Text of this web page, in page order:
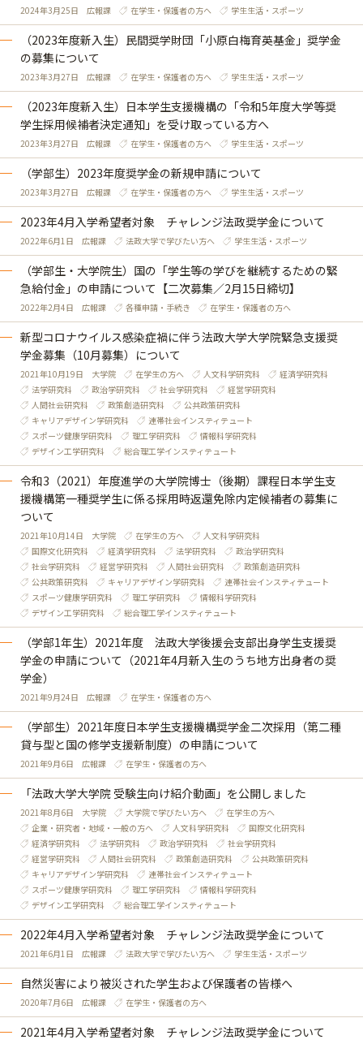
2024年3月25日 広報課 在学生・保護者の方へ 学生生活・スポーツ
（2023年度新入生）民間奨学財団「小原白梅育英基金」奨学金
の募集について
2023年3月27日 広報課 在学生・保護者の方へ 学生生活・スポーツ
（2023年度新入生）日本学生支援機構の「令和5年度大学等奨
学生採用候補者決定通知」を受け取っている方へ
2023年3月27日 広報課 在学生・保護者の方へ 学生生活・スポーツ
（学部生）2023年度奨学金の新規申請について
2023年3月27日 広報課 在学生・保護者の方へ 学生生活・スポーツ
2023年4月入学希望者対象 チャレンジ法政奨学金について
2022年6月1日 広報課 法政大学で学びたい方へ 学生生活・スポーツ
（学部生・大学院生）国の「学生等の学びを継続するための緊
急給付金」の申請について【二次募集／2月15日締切】
2022年2月4日 広報課 各種申請・手続き 在学生・保護者の方へ
新型コロナウイルス感染症禍に伴う法政大学大学院緊急支援奨
学金募集（10月募集）について
2021年10月19日 大学院 在学生の方へ 人文科学研究科
経済学研究科
法学研究科
政治学研究科 社会学研究科
経営学研究科
人間社会研究科
政策創造研究科
公共政策研究科
キャリアデザイン学研究科
連帯社会インスティテュート
スポーツ健康学研究科
理工学研究科
情報科学研究科
デザイン工学研究科
総合理工学インスティテュート
令和3（2021）年度進学の大学院博士（後期）課程日本学生支
援機構第一種奨学生に係る採用時返還免除内定候補者の募集に
ついて
2021年10月14日 大学院 在学生の方へ
人文科学研究科
国際文化研究科
経済学研究科 法学研究科
政治学研究科
社会学研究科
経営学研究科 人間社会研究科
政策創造研究科
公共政策研究科
キャリアデザイン学研究科
連帯社会インスティテュート
スポーツ健康学研究科
理工学研究科
情報科学研究科
デザイン工学研究科
総合理工学インスティテュート
（学部1年生）2021年度 法政大学後援会支部出身学生支援奨
学金の申請について（2021年4月新入生のうち地方出身者の奨
学金）
2021年9月24日 広報課 在学生・保護者の方へ
（学部生）2021年度日本学生支援機構奨学金二次採用（第二種
貸与型と国の修学支援新制度）の申請について
2021年9月6日 広報課 在学生・保護者の方へ
「法政大学大学院 受験生向け紹介動画」を公開しました
2021年8月6日 大学院 大学院で学びたい方へ
在学生の方へ
企業・研究者・地域・一般の方へ
人文科学研究科
国際文化研究科
経済学研究科
法学研究科 政治学研究科
社会学研究科
経営学研究科
人間社会研究科 政策創造研究科
公共政策研究科
キャリアデザイン学研究科
連帯社会インスティテュート
スポーツ健康学研究科
理工学研究科
情報科学研究科
デザイン工学研究科
総合理工学インスティテュート
2022年4月入学希望者対象 チャレンジ法政奨学金について
2021年6月1日 広報課 法政大学で学びたい方へ 学生生活・スポーツ
自然災害により被災された学生および保護者の皆様へ
2020年7月6日 広報課 在学生・保護者の方へ
2021年4月入学希望者対象 チャレンジ法政奨学金について